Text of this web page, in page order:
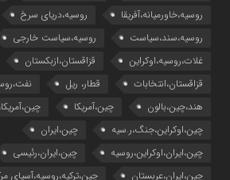
روسیه،خاورمیانه،آفریقا
روسیه،دریای سرخ
روسیه،سند،سیاست
روسیه،سیاست خارجی
غلات،روسیه،اوکراین
قزاقستان،ازبکستان
قزاقستان،انتخابات
قطار، ریل
هند،چین،بالون
چین،آمریکا
چین،اوکراین،جنگ،ر.سیه
چین،ایران
چین،ایران،اوکراین،روسیه
چین،ایران،رئیسی
چین،ایران،عربستان
چین،ترکیه،روسیه،آسیای